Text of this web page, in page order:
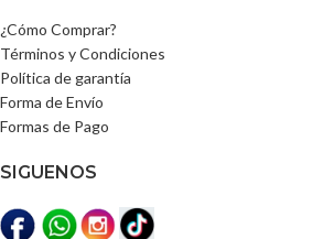
¿Cómo Comprar?
Términos y Condiciones
Política de garantía
Forma de Envío
Formas de Pago
SIGUENOS